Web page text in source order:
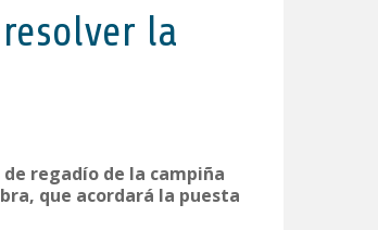
la
regadío de la campiña
que acordará la puesta